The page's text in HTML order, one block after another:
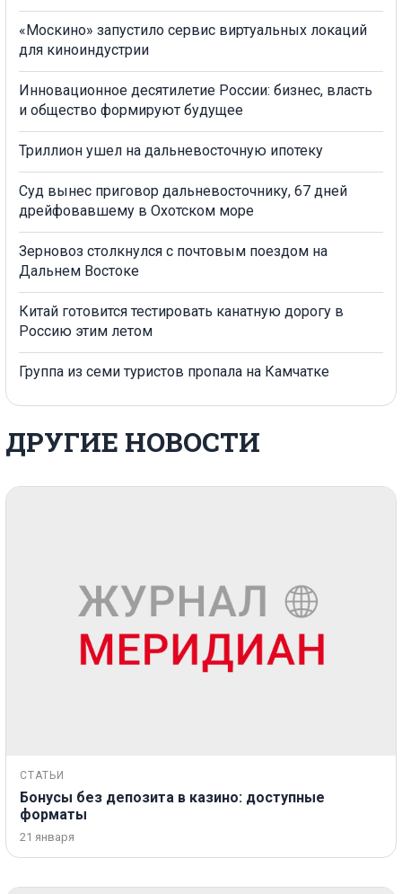
«Москино» запустило сервис виртуальных локаций
для киноиндустрии
Инновационное десятилетие России: бизнес, власть
и общество формируют будущее
Триллион ушел на дальневосточную ипотеку
Суд вынес приговор дальневосточнику, 67 дней
дрейфовавшему в Охотском море
Зерновоз столкнулся с почтовым поездом на
Дальнем Востоке
Китай готовится тестировать канатную дорогу в
Россию этим летом
Группа из семи туристов пропала на Камчатке
ДРУГИЕ НОВОСТИ
СТАТЬИ
Бонусы без депозита в казино: доступные
форматы
21 января